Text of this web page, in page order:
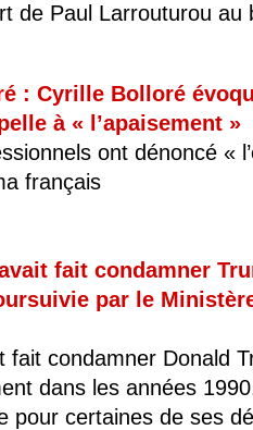
de Paul Larrouturou au
: Cyrille Bolloré
à « l’apaisement »
ont dénoncé «
français
fait condamner
par le
fait condamner Donald
dans les années
pour certaines de ses